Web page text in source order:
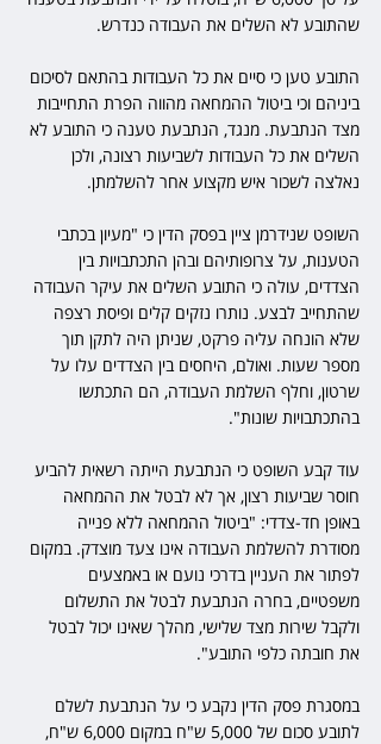
שהתובע לא השלים את העבודה כנדרש.
התובע טען כי סיים את כל העבודות בהתאם לסיכום
ביניהם וכי ביטול ההמחאה מהווה הפרת התחייבות
מצד הנתבעת. מנגד, הנתבעת טענה כי התובע לא
השלים את כל העבודות לשביעות רצונה, ולכן
נאלצה לשכור איש מקצוע אחר להשלמתן.
השופט שנידרמן ציין בפסק הדין כי "מעיון בכתבי
הטענות, על צרופותיהם ובהן התכתבויות בין
הצדדים, עולה כי התובע השלים את עיקר העבודה
שהתחייב לבצע. נותרו נזקים קלים ופיסת רצפה
שלא הונחה עליה פרקט, שניתן היה לתקן תוך
מספר שעות. ואולם, היחסים בין הצדדים עלו על
שרטון, וחלף השלמת העבודה, הם התכתשו
בהתכתבויות שונות".
עוד קבע השופט כי הנתבעת הייתה רשאית להביע
חוסר שביעות רצון, אך לא לבטל את ההמחאה
באופן חד-צדדי: "ביטול ההמחאה ללא פנייה
מסודרת להשלמת העבודה אינו צעד מוצדק. במקום
לפתור את העניין בדרכי נועם או באמצעים
משפטיים, בחרה הנתבעת לבטל את התשלום
ולקבל שירות מצד שלישי, מהלך שאינו יכול לבטל
את חובתה כלפי התובע".
במסגרת פסק הדין נקבע כי על הנתבעת לשלם
לתובע סכום של 5,000 ש"ח במקום 6,000 ש"ח,